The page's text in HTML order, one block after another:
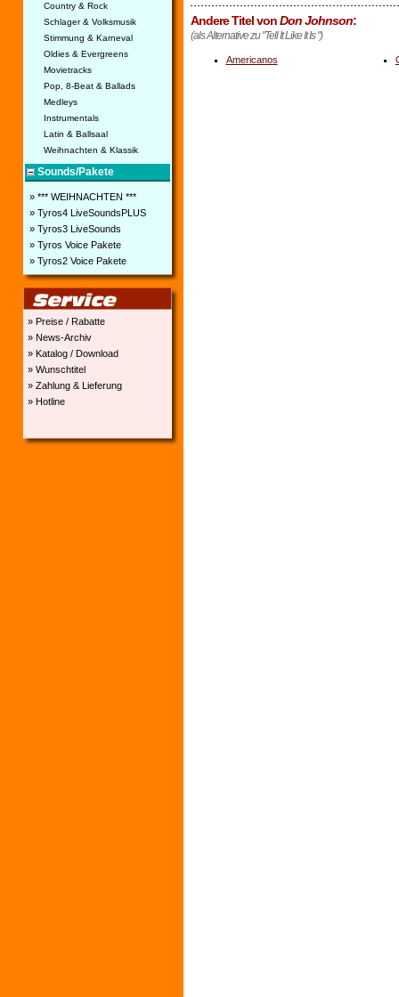
Country & Rock
Schlager & Volksmusik
Stimmung & Karneval
Oldies & Evergreens
Movietracks
Pop, 8-Beat & Ballads
Medleys
Instrumentals
Latin & Ballsaal
Weihnachten & Klassik
Sounds/Pakete
» *** WEIHNACHTEN ***
» Tyros4 LiveSoundsPLUS
» Tyros3 LiveSounds
» Tyros Voice Pakete
» Tyros2 Voice Pakete
» Preise / Rabatte
» News-Archiv
» Katalog / Download
» Wunschtitel
» Zahlung & Lieferung
» Hotline
Andere Titel vonDon Johnson:
(als Alternative zu "Tell It Like It Is ")
Americanos